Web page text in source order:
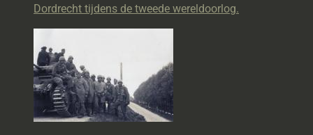
Dordrecht tijdens de tweede wereldoorlog.